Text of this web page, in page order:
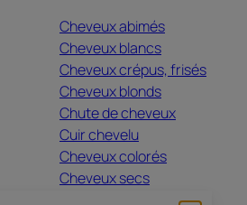
Cheveux abimés
Cheveux blancs
Cheveux crépus, frisés
Cheveux blonds
Chute de cheveux
Cuir chevelu
Cheveux colorés
Cheveux secs